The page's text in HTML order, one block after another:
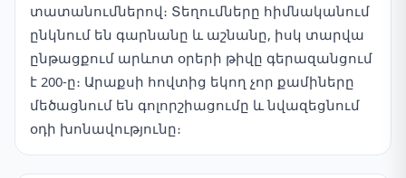
տատանումներով։ Տեղումները հիմնականում
ընկնում են գարնանը և աշնանը, իսկ տարվա
ընթացքում արևոտ օրերի թիվը գերազանցում
է 200-ը։ Արաքսի հովտից եկող չոր քամիները
մեծացնում են գոլորշիացումը և նվազեցնում
օդի խոնավությունը։